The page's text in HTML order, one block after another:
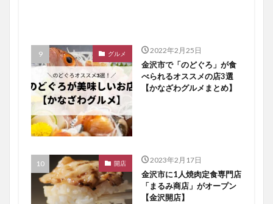
グルメ 2022年2月25日
金沢市で「のどぐろ」が食
べられるオススメの店3選
【かなざわグルメまとめ】
開店 2023年2月17日
金沢市に1人焼肉定食専門店
「まるみ商店」がオープン
【金沢開店】